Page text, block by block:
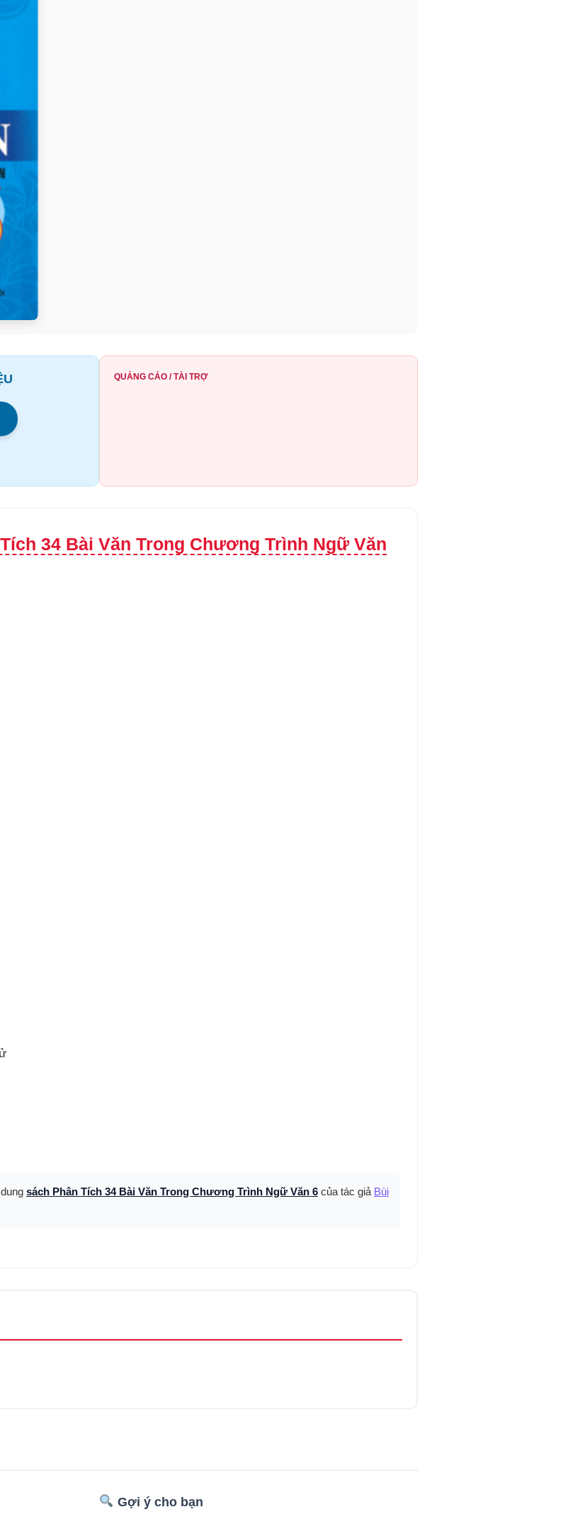
QUẢNG CÁO / TÀI TRỢ
34 Bài Văn Trong Chương Trình Ngữ Văn
sách Phân Tích 34 Bài Văn Trong Chương Trình Ngữ Văn 6 của tác giả Bùi
Gợi ý cho bạn